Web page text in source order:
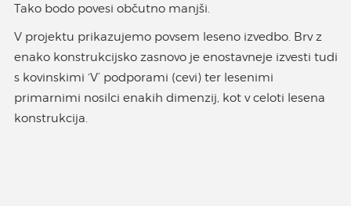
Tako bodo povesi občutno manjši.
V projektu prikazujemo povsem leseno izvedbo. Brv z
enako konstrukcijsko zasnovo je enostavneje izvesti tudi
s kovinskimi ‘V’ podporami (cevi) ter lesenimi
primarnimi nosilci enakih dimenzij, kot v celoti lesena
konstrukcija.